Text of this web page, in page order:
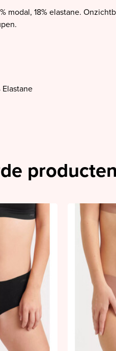
modal, 18% elastane.
Elastane
producten